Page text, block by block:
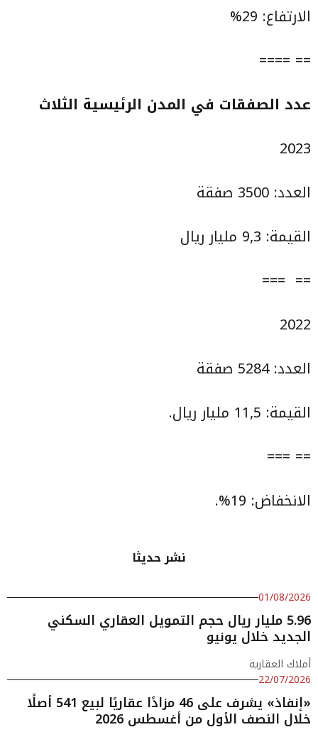
الارتفاع: 29%
== ====
عدد الصفقات في المدن الرئيسية الثلاث
2023
العدد: 3500 صفقة
القيمة: 9,3 مليار ريال
== ===
2022
العدد: 5284 صفقة
القيمة: 11,5 مليار ريال.
== ===
الانخفاض: 19%.
نشر حديثا
01/08/2026
5.96 مليار ريال حجم التمويل العقاري السكني
الجديد خلال يونيو
أملاك العقارية
22/07/2026
«إنفاذ» يشرف على 46 مزادًا عقاريًا لبيع 541 أصلًا
خلال النصف الأول من أغسطس 2026